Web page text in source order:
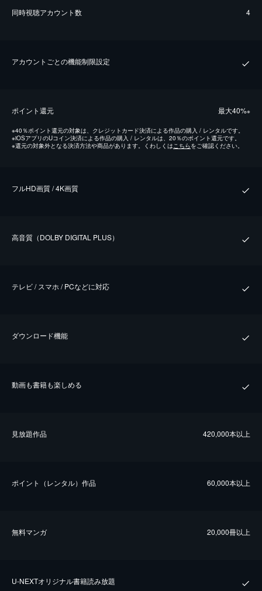
同時視聴アカウント数 4
アカウントごとの機能制限設定
ポイント還元 最⼤40%※
※40％ポイント還元の対象は、クレジットカード決済による作品の購入 / レンタルです。
※iOSアプリのUコイン決済による作品の購入 / レンタルは、20％のポイント還元です。
※還元の対象外となる決済方法や商品があります。くわしくはこちらをご確認ください。
フルHD画質 / 4K画質
⾼⾳質（DOLBY DIGITAL PLUS）
テレビ / スマホ / PCなどに対応
ダウンロード機能
動画も書籍も楽しめる
⾒放題作品 420,000本以上
ポイント（レンタル）作品 60,000本以上
無料マンガ 20,000冊以上
U-NEXTオリジナル書籍読み放題